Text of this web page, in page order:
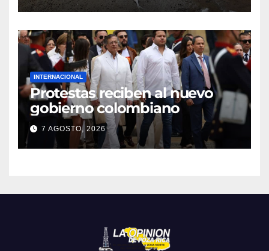
INTERNACIONAL
Protestas reciben al nuevo
gobierno colombiano
7 AGOSTO, 2026